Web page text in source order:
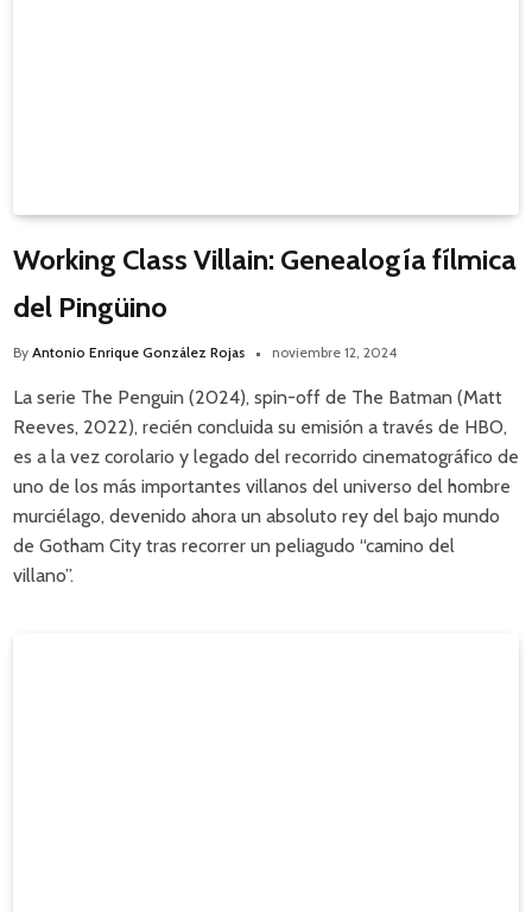
Working Class Villain: Genealogía fílmica
del Pingüino
By Antonio Enrique González Rojas noviembre 12, 2024
La serie The Penguin (2024), spin-off de The Batman (Matt
Reeves, 2022), recién concluida su emisión a través de HBO,
es a la vez corolario y legado del recorrido cinematográfico de
uno de los más importantes villanos del universo del hombre
murciélago, devenido ahora un absoluto rey del bajo mundo
de Gotham City tras recorrer un peliagudo “camino del
villano”.